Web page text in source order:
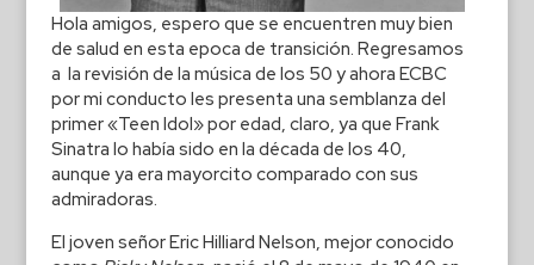
Hola amigos, espero que se encuentren muy bien
de salud en esta epoca de transición. Regresamos
a la revisión de la música de los 50 y ahora ECBC
por mi conducto les presenta una semblanza del
primer «Teen Idol» por edad, claro, ya que Frank
Sinatra lo había sido en la década de los 40,
aunque ya era mayorcito comparado con sus
admiradoras.
El joven señor Eric Hilliard Nelson, mejor conocido